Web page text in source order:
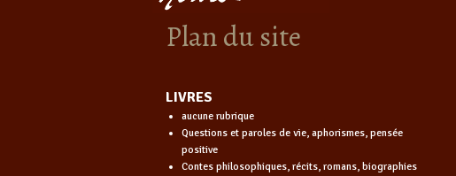
Plan du site
LIVRES
aucune rubrique
Questions et paroles de vie, aphorismes, pensée
positive
Contes philosophiques, récits, romans, biographies